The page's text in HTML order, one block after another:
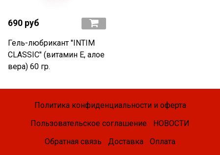
690 руб
Гель-любрикант "INTIM
CLASSIC" (витамин Е, алое
вера) 60 гр.
Политика конфиденциальности и оферта
Пользовательское соглашение
НОВОСТИ
Обратная связь
Доставка Оплата